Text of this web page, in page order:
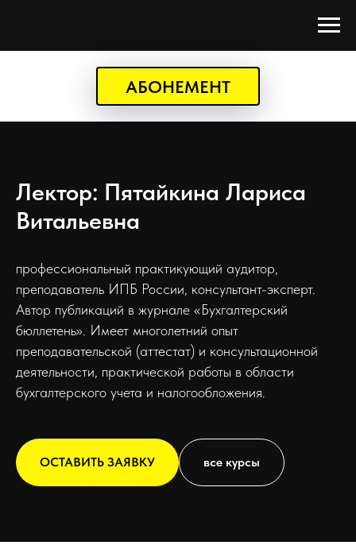
АБОНЕМЕНТ
Лектор: Пятайкина Лариса
Витальевна
профессиональный практикующий аудитор,
преподаватель ИПБ России, консультант-эксперт.
Автор публикаций в журнале «Бухгалтерский
бюллетень». Имеет многолетний опыт
преподавательской (аттестат) и консультационной
деятельности, практической работы в области
бухгалтерского учета и налогообложения.
ОСТАВИТЬ ЗАЯВКУ все курсы